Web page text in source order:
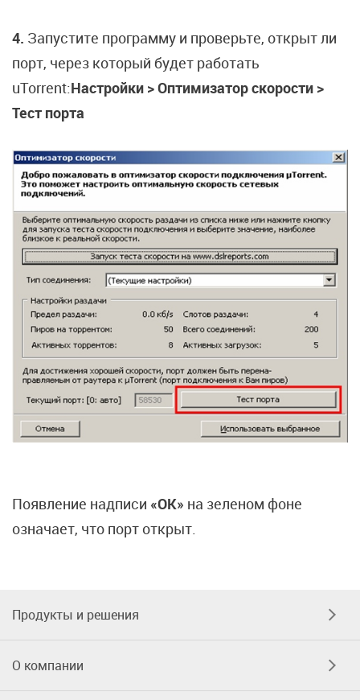
4. Запустите программу и проверьте, открыт ли
порт, через который будет работать
uTorrent:Настройки > Оптимизатор скорости >
Тест порта
Появление надписи «ОК» на зеленом фоне
означает, что порт открыт.
Продукты и решения
О компании